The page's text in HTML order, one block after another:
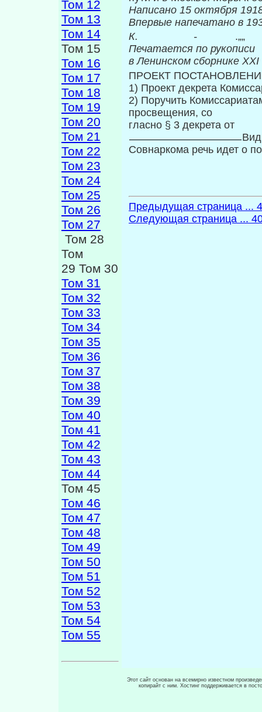
Том 12
Том 13
Том 14
Том 15
Том 16
Том 17
Том 18
Том 19
Том 20
Том 21
Том 22
Том 23
Том 24
Том 25
Том 26
Том 27
Том 28
Том
29 Том 30
Том 31
Том 32
Том 33
Том 34
Том 35
Том 36
Том 37
Том 38
Том 39
Том 40
Том 41
Том 42
Том 43
Том 44
Том 45
Том 46
Том 47
Том 48
Том 49
Том 50
Том 51
Том 52
Том 53
Том 54
Том 55
Написано 15 октября
Впервые
К. -
Печатается по рукописи
в Ленинском сборнике XXI
ПРОЕКТ
1) Проект декрета
2) Поручить
просвещения, со­
гласно § 3 декрета от
Совнаркома речь идет о
Предыдущая страница ...
Следующая страница ...
Этот сайт основан на всемирно известном
копирайт с ним. Хостинг поддерживается в